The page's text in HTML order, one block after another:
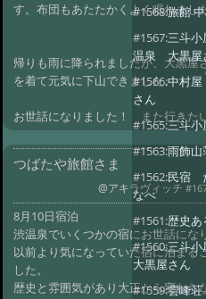
す。布団もあたたかくよく眠れまし
帰りも雨に降られましたが、大黒屋
を着て元気に下山できました。
お世話になりました！ また行きたい
つばたや旅館さま
@アキラヴィッチ
8月10日宿泊
渋温泉でいくつかの宿にお世話にな
以前より気になっていた宿に泊まる
した。
歴史と雰囲気があり大正から変わら
#1568:旅館
#1567:三斗小
温泉 大黒屋
#1566:中村屋
さん
#1565:三斗
#1563:雨飾山
#1562:民宿
なべ
#1561:歴史あ
#1560:三斗小
大黒屋さん
#1559:雲峰